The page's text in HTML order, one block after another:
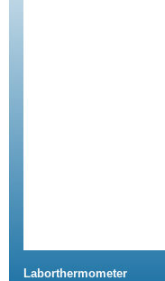
Laborthermometer